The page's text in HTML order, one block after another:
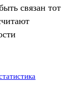
связан тот